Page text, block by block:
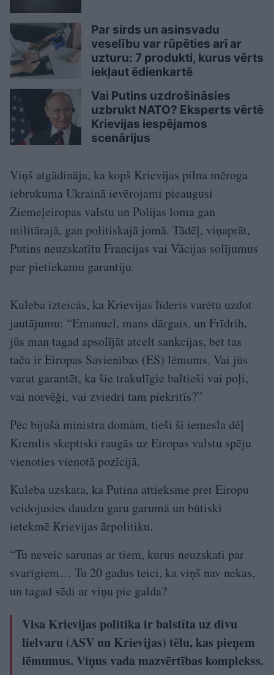
Par sirds un asinsvadu
veselību var rūpēties arī ar
uzturu: 7 produkti, kurus vērts
iekļaut ēdienkartē
Vai Putins uzdrošināsies
uzbrukt NATO? Eksperts vērtē
Krievijas iespējamos
scenārijus
Viņš atgādināja, ka kopš Krievijas pilna mēroga
iebrukuma Ukrainā ievērojami pieaugusi
Ziemeļeiropas valstu un Polijas loma gan
militārajā, gan politiskajā jomā. Tādēļ, viņaprāt,
Putins neuzskatītu Francijas vai Vācijas solījumus
par pietiekamu garantiju.
Kuleba izteicās, ka Krievijas līderis varētu uzdot
jautājumu: “Emanuel, mans dārgais, un Frīdrih,
jūs man tagad apsolījāt atcelt sankcijas, bet tas
taču ir Eiropas Savienības (ES) lēmums. Vai jūs
varat garantēt, ka šie trakulīgie baltieši vai poļi,
vai norvēģi, vai zviedri tam piekritīs?”
Pēc bijušā ministra domām, tieši šī iemesla dēļ
Kremlis skeptiski raugās uz Eiropas valstu spēju
vienoties vienotā pozīcijā.
Kuleba uzskata, ka Putina attieksme pret Eiropu
veidojusies daudzu garu garumā un būtiski
ietekmē Krievijas ārpolitiku.
“Tu neveic sarunas ar tiem, kurus neuzskati par
svarīgiem… Tu 20 gadus teici, ka viņš nav nekas,
un tagad sēdi ar viņu pie galda?
Visa Krievijas politika ir balstīta uz divu
lielvaru (ASV un Krievijas) tēlu, kas pieņem
lēmumus. Viņus vada mazvērtības komplekss.